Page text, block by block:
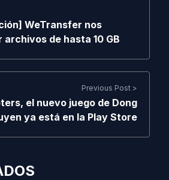
WeTransfer nos
de hasta 10 GB
Previous Post >
el nuevo juego de Dong
ya está en la Play Store